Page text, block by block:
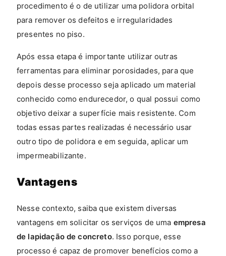
procedimento é o de utilizar uma polidora orbital
para remover os defeitos e irregularidades
presentes no piso.
Após essa etapa é importante utilizar outras
ferramentas para eliminar porosidades, para que
depois desse processo seja aplicado um material
conhecido como endurecedor, o qual possui como
objetivo deixar a superfície mais resistente. Com
todas essas partes realizadas é necessário usar
outro tipo de polidora e em seguida, aplicar um
impermeabilizante.
Vantagens
Nesse contexto, saiba que existem diversas
vantagens em solicitar os serviços de uma empresa
de lapidação de concreto. Isso porque, esse
processo é capaz de promover benefícios como a